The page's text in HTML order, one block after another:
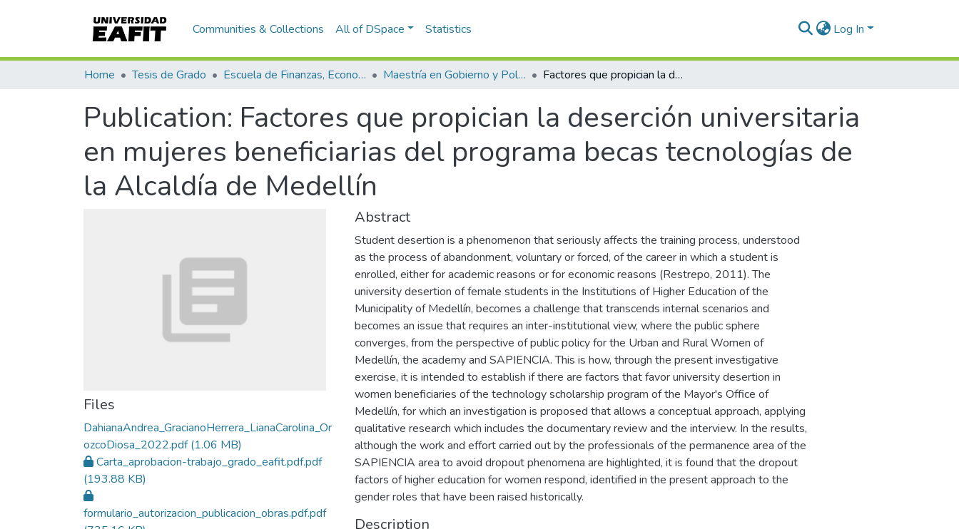
Communities & Collections All of DSpace Statistics Log In
Home Tesis de Grado Escuela de Finanzas, Economía y Gobierno Maestría en Gobierno y Políticas Públicas (tesis) Factores que propician la deserción universitaria en mujeres beneficiarias del programa becas tecnologías de la Alcaldía de Medellín
Publication: Factores que propician la deserción universitaria
en mujeres beneficiarias del programa becas tecnologías de
la Alcaldía de Medellín
Files
DahianaAndrea_GracianoHerrera_LianaCarolina_Or
ozcoDiosa_2022.pdf(1.06 MB)
Carta_aprobacion-trabajo_grado_eafit.pdf.pdf
(193.88 KB)
formulario_autorizacion_publicacion_obras.pdf.pdf
Abstract
Student desertion is a phenomenon that seriously affects the training process, understood
as the process of abandonment, voluntary or forced, of the career in which a student is
enrolled, either for academic reasons or for economic reasons (Restrepo, 2011). The
university desertion of female students in the Institutions of Higher Education of the
Municipality of Medellín, becomes a challenge that transcends internal scenarios and
becomes an issue that requires an inter-institutional view, where the public sphere
converges, from the perspective of public policy for the Urban and Rural Women of
Medellín, the academy and SAPIENCIA. This is how, through the present investigative
exercise, it is intended to establish if there are factors that favor university desertion in
women beneficiaries of the technology scholarship program of the Mayor's Office of
Medellín, for which an investigation is proposed that allows a conceptual approach, applying
qualitative research which includes the documentary review and the interview. In the results,
although the work and effort carried out by the professionals of the permanence area of the
SAPIENCIA area to avoid dropout phenomena are highlighted, it is found that the dropout
factors of higher education for women respond, identified in the present approach to the
gender roles that have been raised historically.
Description